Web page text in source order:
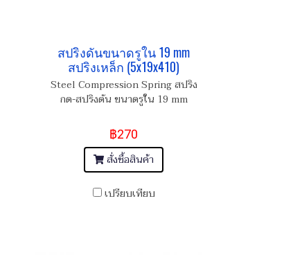
สปริงดันขนาดรูใน 19 mm
สปริงเหล็ก (5x19x410)
Steel Compression Spring สปริง
กด-สปริงดัน ขนาดรูใน 19 mm
฿270
สั่งซื้อสินค้า
เปรียบเทียบ